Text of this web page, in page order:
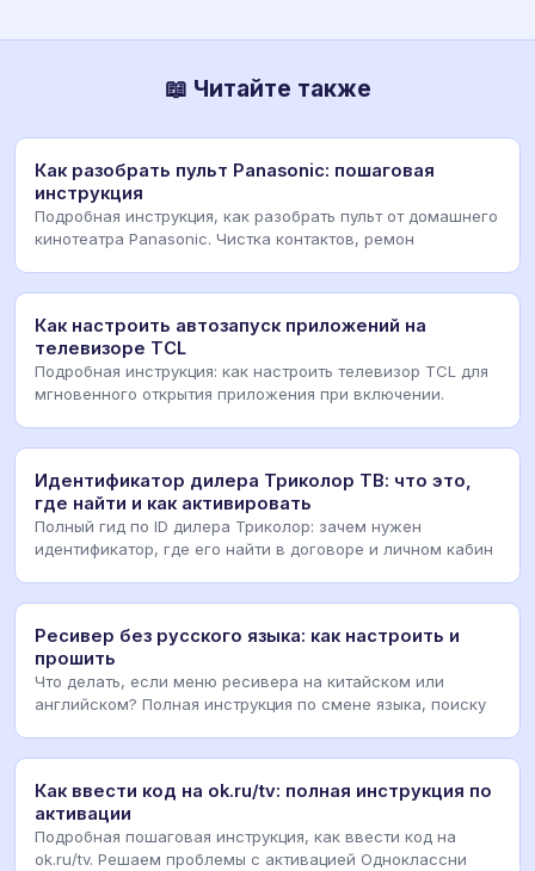
📖 Читайте также
Как разобрать пульт Panasonic: пошаговая
инструкция
Подробная инструкция, как разобрать пульт от домашнего
кинотеатра Panasonic. Чистка контактов, ремон
Как настроить автозапуск приложений на
телевизоре TCL
Подробная инструкция: как настроить телевизор TCL для
мгновенного открытия приложения при включении.
Идентификатор дилера Триколор ТВ: что это,
где найти и как активировать
Полный гид по ID дилера Триколор: зачем нужен
идентификатор, где его найти в договоре и личном кабин
Ресивер без русского языка: как настроить и
прошить
Что делать, если меню ресивера на китайском или
английском? Полная инструкция по смене языка, поиску
Как ввести код на ok.ru/tv: полная инструкция по
активации
Подробная пошаговая инструкция, как ввести код на
ok.ru/tv. Решаем проблемы с активацией Одноклассни